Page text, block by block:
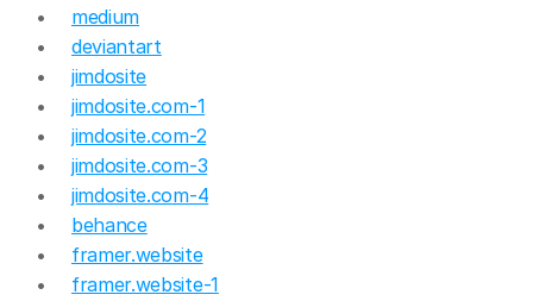
medium
deviantart
jimdosite
jimdosite.com-1
jimdosite.com-2
jimdosite.com-3
jimdosite.com-4
behance
framer.website
framer.website-1